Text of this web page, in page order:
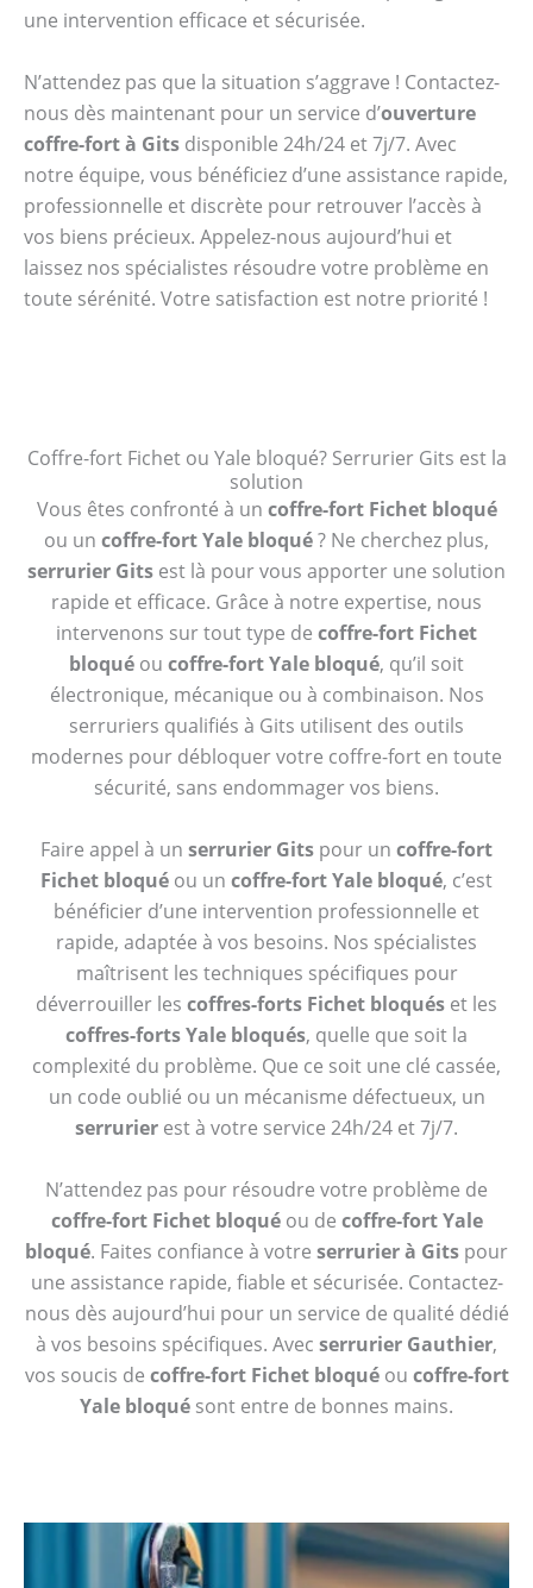
une intervention efficace et sécurisée.
N’attendez pas que la situation s’aggrave ! Contactez-
nous dès maintenant pour un service d’ouverture
coffre-fort à Gits disponible 24h/24 et 7j/7. Avec
notre équipe, vous bénéficiez d’une assistance rapide,
professionnelle et discrète pour retrouver l’accès à
vos biens précieux. Appelez-nous aujourd’hui et
laissez nos spécialistes résoudre votre problème en
toute sérénité. Votre satisfaction est notre priorité !
Coffre-fort Fichet ou Yale bloqué? Serrurier Gits est la
solution
Vous êtes confronté à un coffre-fort Fichet bloqué
ou un coffre-fort Yale bloqué? Ne cherchez plus,
serrurier Gits est là pour vous apporter une solution
rapide et efficace. Grâce à notre expertise, nous
intervenons sur tout type de coffre-fort Fichet
bloqué ou coffre-fort Yale bloqué, qu’il soit
électronique, mécanique ou à combinaison. Nos
serruriers qualifiés à Gits utilisent des outils
modernes pour débloquer votre coffre-fort en toute
sécurité, sans endommager vos biens.
Faire appel à un serrurier Gits pour un coffre-fort
Fichet bloqué ou un coffre-fort Yale bloqué, c’est
bénéficier d’une intervention professionnelle et
rapide, adaptée à vos besoins. Nos spécialistes
maîtrisent les techniques spécifiques pour
déverrouiller les coffres-forts Fichet bloqués et les
coffres-forts Yale bloqués, quelle que soit la
complexité du problème. Que ce soit une clé cassée,
un code oublié ou un mécanisme défectueux, un
serrurier est à votre service 24h/24 et 7j/7.
N’attendez pas pour résoudre votre problème de
coffre-fort Fichet bloquéou de coffre-fort Yale
bloqué. Faites confiance à votre serrurier à Gits pour
une assistance rapide, fiable et sécurisée. Contactez-
nous dès aujourd’hui pour un service de qualité dédié
à vos besoins spécifiques. Avec serrurier Gauthier,
vos soucis de coffre-fort Fichet bloquéou coffre-fort
Yale bloqué sont entre de bonnes mains.